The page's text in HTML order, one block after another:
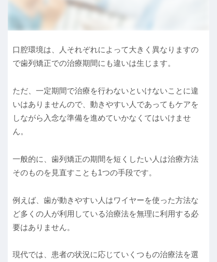
口腔環境は、人それぞれによって大きく異なりますの
で歯列矯正での治療期間にも違いは生じます。
ただ、一定期間で治療を行わないといけないことに違
いはありませんので、動きやすい人であってもケアを
しながら入念な準備を進めていかなくてはいけませ
ん。
一般的に、歯列矯正の期間を短くしたい人は治療方法
そのものを見直すことも1つの手段です。
例えば、歯が動きやすい人はワイヤーを使った方法な
ど多くの人が利用している治療法を無理に利用する必
要はありません。
現代では、患者の状況に応じていくつもの治療法を選